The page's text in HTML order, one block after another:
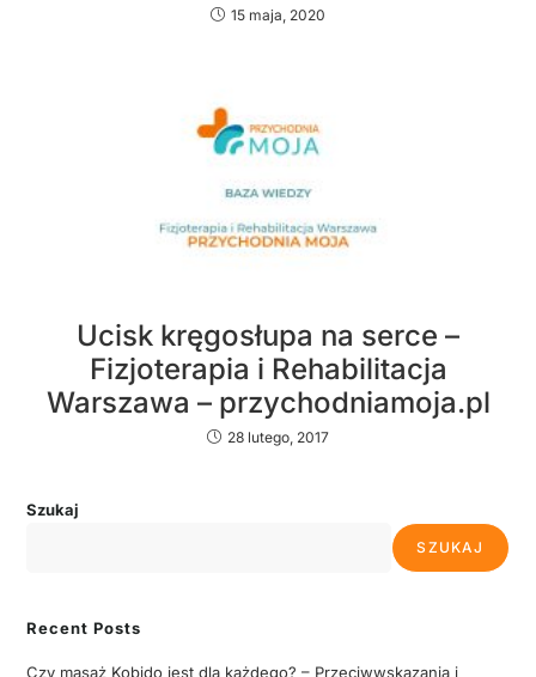
15 maja, 2020
Ucisk kręgosłupa na serce –
Fizjoterapia i Rehabilitacja
Warszawa – przychodniamoja.pl
28 lutego, 2017
Szukaj
SZUKAJ
Recent Posts
Czy masaż Kobido jest dla każdego? – Przeciwwskazania i